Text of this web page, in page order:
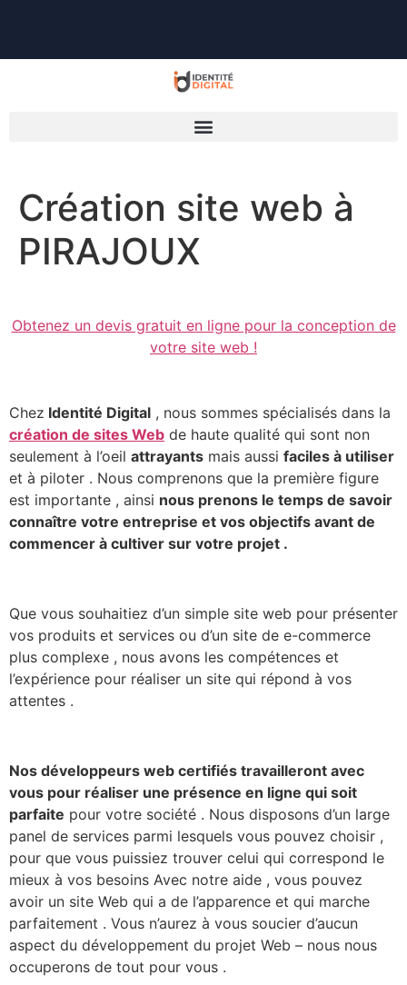
Création site web à
PIRAJOUX
Obtenez un devis gratuit en ligne pour la conception de
votre site web !
Chez Identité Digital , nous sommes spécialisés dans la
création de sites Web de haute qualité qui sont non
seulement à l’oeil attrayants mais aussi faciles à utiliser
et à piloter . Nous comprenons que la première figure
est importante , ainsi nous prenons le temps de savoir
connaître votre entreprise et vos objectifs avant de
commencer à cultiver sur votre projet .
Que vous souhaitiez d’un simple site web pour présenter
vos produits et services ou d’un site de e-commerce
plus complexe , nous avons les compétences et
l’expérience pour réaliser un site qui répond à vos
attentes .
Nos développeurs web certifiés travailleront avec
vous pour réaliser une présence en ligne qui soit
parfaite pour votre société . Nous disposons d’un large
panel de services parmi lesquels vous pouvez choisir ,
pour que vous puissiez trouver celui qui correspond le
mieux à vos besoins Avec notre aide , vous pouvez
avoir un site Web qui a de l’apparence et qui marche
parfaitement . Vous n’aurez à vous soucier d’aucun
aspect du développement du projet Web – nous nous
occuperons de tout pour vous .​